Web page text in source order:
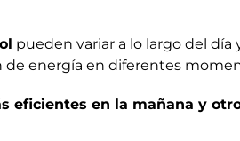
pueden variar a lo largo del día
energía en diferentes
eficientes en la mañana y